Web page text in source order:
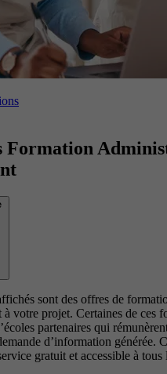
Formation
sont des offres de
à votre projet. Certaines de ces
partenaires qui
d’information générée.
gratuit et accessible à tous